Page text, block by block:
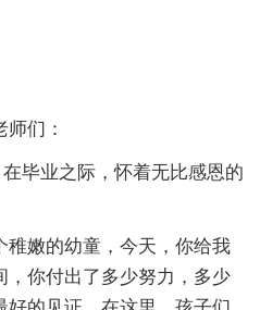
们：
毕业之际，怀着无比感恩的
稚嫩的幼童，今天，你给我
，你付出了多少努力，多少